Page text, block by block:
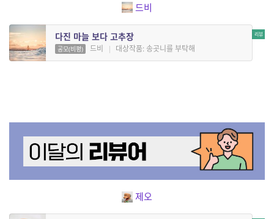
드비
다진 마늘 보다 고추장
공모(비평) 드비 | 대상작품: 송곳니를 부탁해
제오